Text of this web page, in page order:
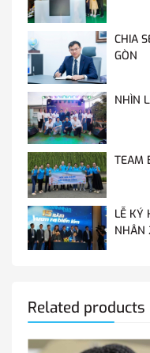
CHIA
GÒN
NHÌN
TEAM
LỄ KÝ
Related products